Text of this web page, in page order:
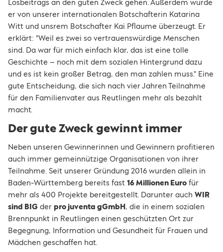
Losbeitrags an den guten Zweck gehen. Außerdem wurde
er von unserer internationalen Botschafterin Katarina
Witt und unsrem Botschafter Kai Pflaume überzeugt. Er
erklärt: "Weil es zwei so vertrauenswürdige Menschen
sind. Da war für mich einfach klar, das ist eine tolle
Geschichte – noch mit dem sozialen Hintergrund dazu
und es ist kein großer Betrag, den man zahlen muss." Eine
gute Entscheidung, die sich nach vier Jahren Teilnahme
für den Familienvater aus Reutlingen mehr als bezahlt
macht.
Der gute Zweck gewinnt immer
Neben unseren Gewinnerinnen und Gewinnern profitieren
auch immer gemeinnützige Organisationen von ihrer
Teilnahme. Seit unserer Gründung 2016 wurden allein in
Baden-Württemberg bereits fast 16 Millionen Euro für
mehr als 400 Projekte bereitgestellt. Darunter auch WIR
sind BIG der pro juventa gGmbH, die in einem sozialen
Brennpunkt in Reutlingen einen geschützten Ort zur
Begegnung, Information und Gesundheit für Frauen und
Mädchen geschaffen hat.